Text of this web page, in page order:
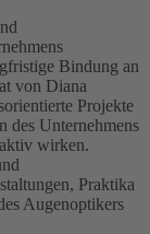
Bindung an
von Diana
Projekte
des Unternehmens
wirken.
Praktika
Augenoptikers